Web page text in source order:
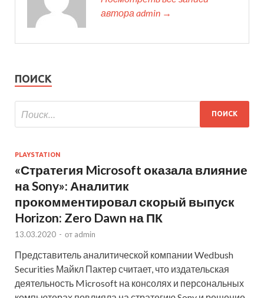
автора admin →
ПОИСК
PLAYSTATION
«Стратегия Microsoft оказала влияние
на Sony»: Аналитик
прокомментировал скорый выпуск
Horizon: Zero Dawn на ПК
13.03.2020 - от admin
Представитель аналитической компании Wedbush
Securities Майкл Пактер считает, что издательская
деятельность Microsoft на консолях и персональных